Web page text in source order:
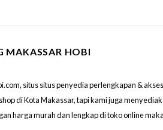
MAKASSAR HOBI
situs situs penyedia perlengkapan &
di Kota Makassar, tapi kami juga
harga murah dan lengkap di toko online